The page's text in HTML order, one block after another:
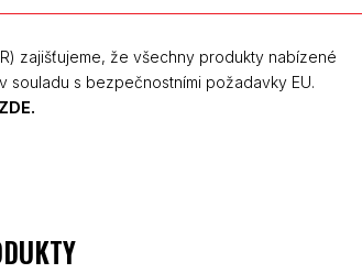
zajišťujeme, že všechny produkty nabízené
s bezpečnostními požadavky EU.